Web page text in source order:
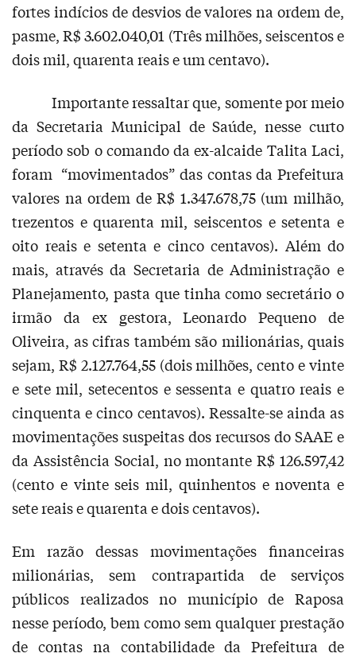
fortes indícios de desvios de valores na ordem de,
pasme, R$ 3.602.040,01 (Três milhões, seiscentos e
dois mil, quarenta reais e um centavo).
Importante ressaltar que, somente por meio
da Secretaria Municipal de Saúde, nesse curto
período sob o comando da ex-alcaide Talita Laci,
foram “movimentados” das contas da Prefeitura
valores na ordem de R$ 1.347.678,75 (um milhão,
trezentos e quarenta mil, seiscentos e setenta e
oito reais e setenta e cinco centavos). Além do
mais, através da Secretaria de Administração e
Planejamento, pasta que tinha como secretário o
irmão da ex gestora, Leonardo Pequeno de
Oliveira, as cifras também são milionárias, quais
sejam, R$ 2.127.764,55 (dois milhões, cento e vinte
e sete mil, setecentos e sessenta e quatro reais e
cinquenta e cinco centavos). Ressalte-se ainda as
movimentações suspeitas dos recursos do SAAE e
da Assistência Social, no montante R$ 126.597,42
(cento e vinte seis mil, quinhentos e noventa e
sete reais e quarenta e dois centavos).
Em razão dessas movimentações financeiras
milionárias, sem contrapartida de serviços
públicos realizados no município de Raposa
nesse período, bem como sem qualquer prestação
de contas na contabilidade da Prefeitura de